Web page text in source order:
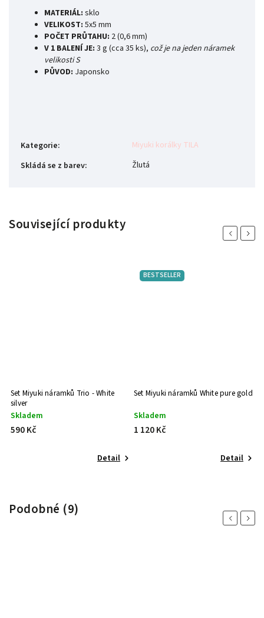
MATERIÁL: sklo
VELIKOST: 5x5 mm
POČET PRŮTAHU: 2(0,6 mm)
V 1 BALENÍ JE: 3 g (cca 35 ks), což je na jeden náramek
velikosti S
PŮVOD: Japonsko
Kategorie:
Miyuki korálky TILA
Skládá se z barev: Žlutá
Související produkty
Previous
Set Miyuki náramků Trio - White
silver
Skladem
590 Kč
Detail
BESTSELLER
Set Miyuki náramků White pure gold
Skladem
1 120 Kč
Detail
Next
Podobné (9)
PreviousNext